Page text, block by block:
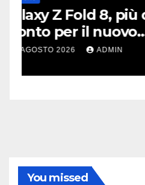
Xiaomi 17T
sempre più un
killer
9 AGOSTO 2026
You missed